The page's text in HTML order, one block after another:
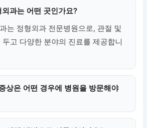
과는 어떤 곳인가요?
는 정형외과 전문병원으로, 관절 및
고 다양한 분야의 진료를 제공합니
상은 어떤 경우에 병원을 방문해야